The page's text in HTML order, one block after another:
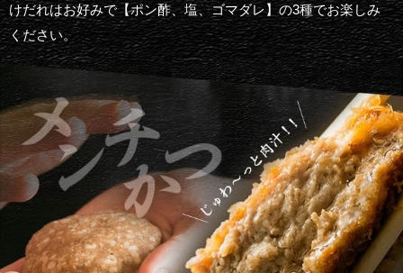
けだれはお好みで【ポン酢、塩、ゴマダレ】の3種でお楽しみ
ください。